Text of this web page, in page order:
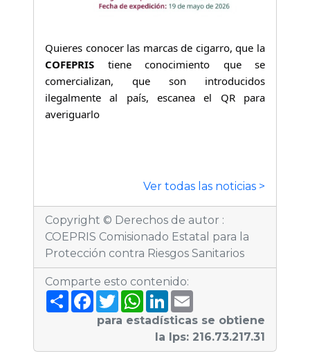
Quieres conocer las marcas de cigarro, que la
COFEPRIS tiene conocimiento que se
comercializan, que son introducidos
ilegalmente al país, escanea el QR para
averiguarlo
Ver todas las noticias >
Copyright © Derechos de autor :
COEPRIS Comisionado Estatal para la
Protección contra Riesgos Sanitarios
Comparte esto contenido:
S
h
F
a
c
e
o
T
w
i
t
e
W
h
a
t
A
L
n
k
e
d
a
i
l
para estadísticas se obtiene
la Ips: 216.73.217.31